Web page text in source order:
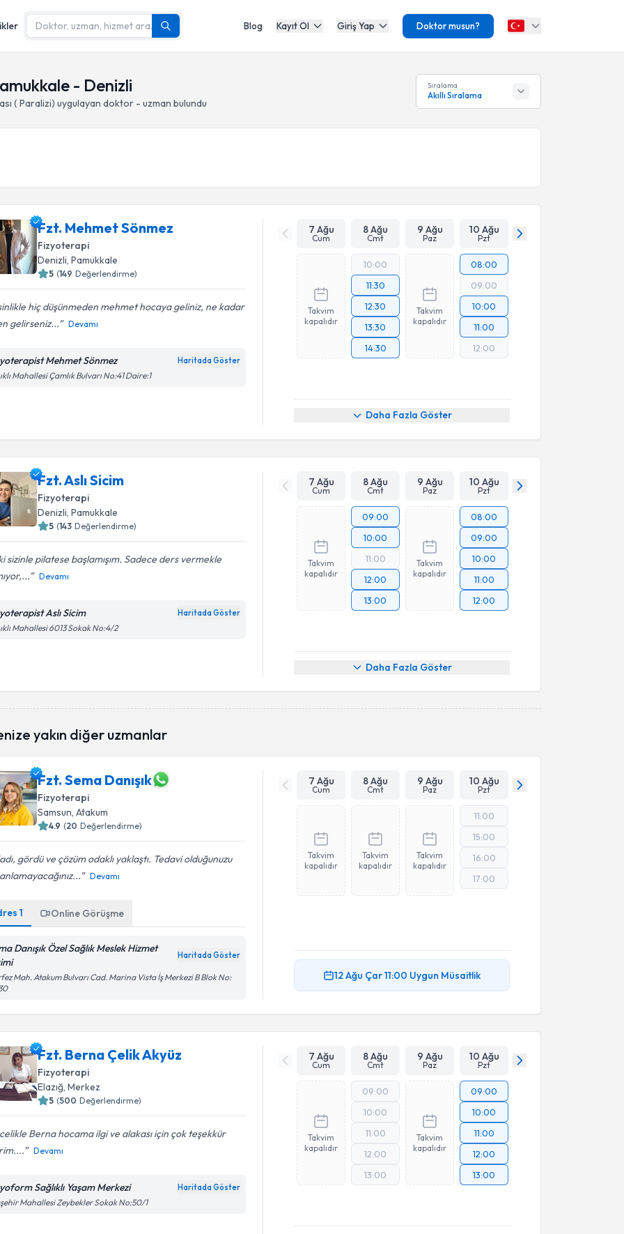
Blog Kayıt Ol Giriş Yap Doktor musun?
- Denizli
( Paralizi) uygulayan doktor - uzman bulundu
Sıralama
Akıllı Sıralama
Fzt. Mehmet Sönmez
Fizyoterapi
Denizli, Pamukkale
5 (149 Değerlendirme)
hiç düşünmeden mehmet hocaya geliniz, ne kadar
gelirseniz...
Devamı
Mehmet Sönmez Haritada Göster
Mahallesi Çamlık Bulvarı No:41 Daire:1
7 Ağu
Cum
8 Ağu
Cmt
9 Ağu
Paz
10 Ağu
Pzt
Takvim
kapalıdır
10:00
11:30
12:30
13:30
14:30
Takvim
kapalıdır
08:00
09:00
10:00
11:00
12:00
Daha Fazla Göster
Fzt. Aslı Sicim
Fizyoterapi
Denizli , Pamukkale
5 (143 Değerlendirme)
sizinle pilatese başlamışım. Sadece ders vermekle
Devamı
Aslı Sicim Haritada Göster
Mahallesi 6013 Sokak No:4/2
7 Ağu
Cum
8 Ağu
Cmt
9 Ağu
Paz
10 Ağu
Pzt
Takvim
kapalıdır
09:00
10:00
11:00
12:00
13:00
Takvim
kapalıdır
08:00
09:00
10:00
11:00
12:00
Daha Fazla Göster
yakın diğer uzmanlar
Fzt. Sema Danışık
Fizyoterapi
Samsun, Atakum
4.9 (20 Değerlendirme)
gördü ve çözüm odaklı yaklaştı. Tedavi olduğunuzu
Devamı
1 Online Görüşme
Danışık Özel Sağlık Meslek Hizmet
Haritada Göster
Mah. Atakum Bulvarı Cad. Marina Vista İş Merkezi B Blok No:
7 Ağu
Cum
8 Ağu
Cmt
9 Ağu
Paz
10 Ağu
Pzt
Takvim
kapalıdır
Takvim
kapalıdır
Takvim
kapalıdır
11:00
15:00
16:00
17:00
12 Ağu Çar11:00 Uygun Müsaitlik
Fzt. Berna Çelik Akyüz
Fizyoterapi
Elazığ, Merkez
5 (500 Değerlendirme)
Berna hocama ilgi ve alakası için çok teşekkür
Devamı
Sağlıklı Yaşam Merkezi Haritada Göster
Mahallesi Zeybekler Sokak No:50/1
7 Ağu
Cum
8 Ağu
Cmt
9 Ağu
Paz
10 Ağu
Pzt
Takvim
kapalıdır
09:00
10:00
11:00
12:00
13:00
Takvim
kapalıdır
09:00
10:00
11:00
12:00
13:00